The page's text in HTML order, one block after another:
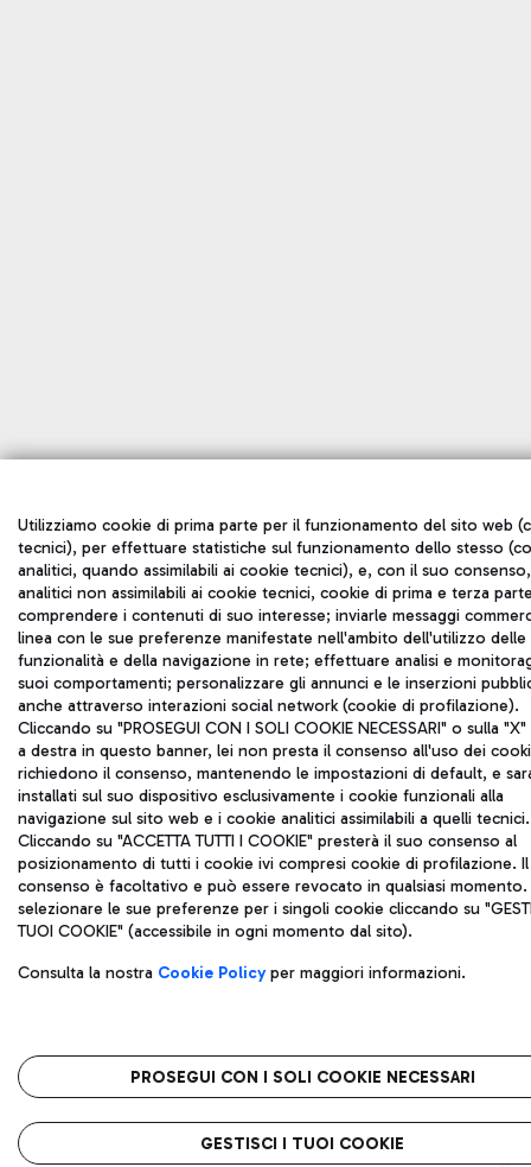
Utilizziamo cookie di prima parte per il funzionamento del sito web
tecnici), per effettuare statistiche sul funzionamento dello stesso
analitici, quando assimilabili ai cookie tecnici), e, con il suo
analitici non assimilabili ai cookie tecnici, cookie di prima e terza
comprendere i contenuti di suo interesse; inviarle messaggi
linea con le sue preferenze manifestate nell'ambito dell'utilizzo delle
funzionalità e della navigazione in rete; effettuare analisi e
suoi comportamenti; personalizzare gli annunci e le inserzioni
anche attraverso interazioni social network (cookie di profilazione).
Cliccando su "PROSEGUI CON I SOLI COOKIE NECESSARI" o sulla
a destra in questo banner, lei non presta il consenso all'uso dei
richiedono il consenso, mantenendo le impostazioni di default, e
installati sul suo dispositivo esclusivamente i cookie funzionali alla
navigazione sul sito web e i cookie analitici assimilabili a quelli tecnici.
Cliccando su "ACCETTA TUTTI I COOKIE" presterà il suo consenso al
posizionamento di tutti i cookie ivi compresi cookie di profilazione. Il
consenso è facoltativo e può essere revocato in qualsiasi
selezionare le sue preferenze per i singoli cookie cliccando su
TUOI COOKIE" (accessibile in ogni momento dal sito).
Consulta la nostra Cookie Policyper maggiori informazioni.
PROSEGUI CON I SOLI COOKIE NECESSARI
GESTISCI I TUOI COOKIE